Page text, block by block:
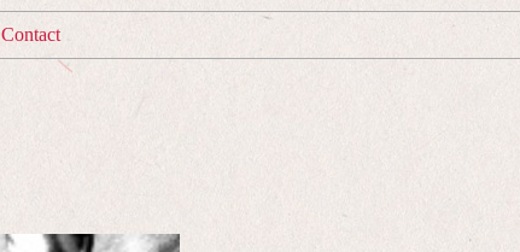
Contact